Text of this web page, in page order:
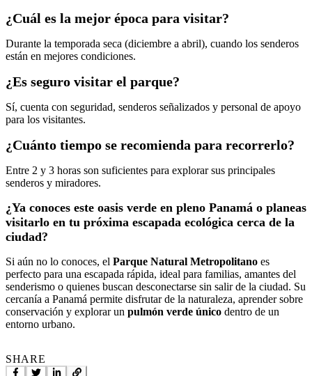
¿Cuál es la mejor época para visitar?
Durante la temporada seca (diciembre a abril), cuando los senderos
están en mejores condiciones.
¿Es seguro visitar el parque?
Sí, cuenta con seguridad, senderos señalizados y personal de apoyo
para los visitantes.
¿Cuánto tiempo se recomienda para recorrerlo?
Entre 2 y 3 horas son suficientes para explorar sus principales
senderos y miradores.
¿Ya conoces este oasis verde en pleno Panamá o planeas
visitarlo en tu próxima escapada ecológica cerca de la
ciudad?
Si aún no lo conoces, el Parque Natural Metropolitano es
perfecto para una escapada rápida, ideal para familias, amantes del
senderismo o quienes buscan desconectarse sin salir de la ciudad. Su
cercanía a Panamá permite disfrutar de la naturaleza, aprender sobre
conservación y explorar un pulmón verde único dentro de un
entorno urbano.
SHARE